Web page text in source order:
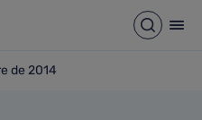
Abrir
segundo trimestre de 2014
de 2014